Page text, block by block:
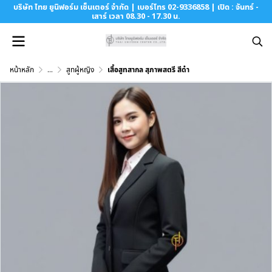
บริษัท ไทย ยูนิฟอร์ม เซ็นเตอร์ จำกัด | เบอร์โทร 02-9336858 | เปิด : จันทร์ -
เสาร์ เวลา 08.30 - 17.30 น.
หน้าหลัก ... สูทผู้หญิง เสื้อสูทสากล สุภาพสตรี สีดำ